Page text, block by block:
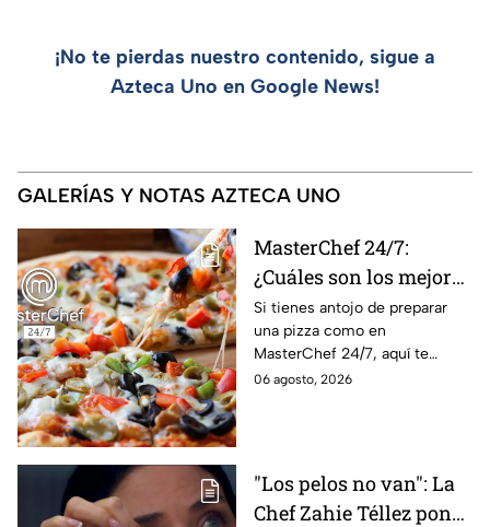
¡No te pierdas nuestro contenido, sigue a
Azteca Uno en Google News!
GALERÍAS Y NOTAS AZTECA UNO
MasterChef 24/7:
¿Cuáles son los mejores
quesos para preparar
pizza en casa?
Si tienes antojo de preparar
una pizza como en
MasterChef 24/7, aquí te
contamos todo lo que debes
06 agosto, 2026
"Los pelos no van": La
Chef Zahie Téllez pone